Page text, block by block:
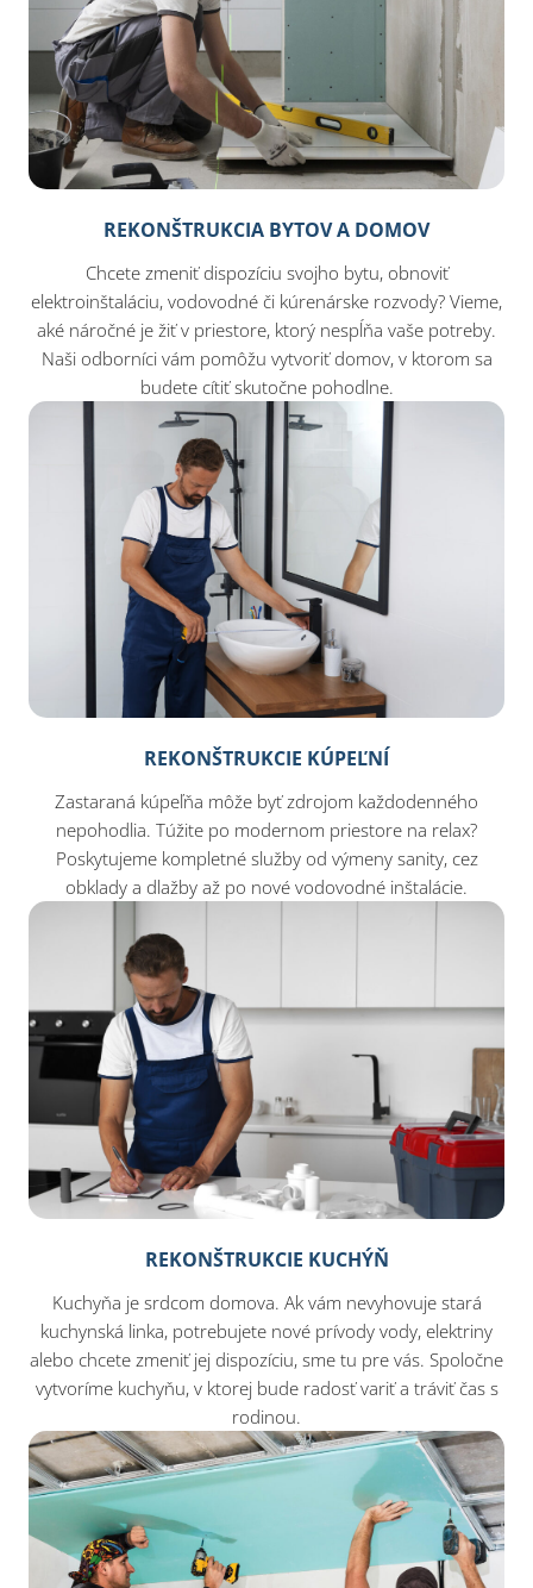
REKONŠTRUKCIA BYTOV A DOMOV
Chcete zmeniť dispozíciu svojho bytu, obnoviť
elektroinštaláciu, vodovodné či kúrenárske rozvody? Vieme,
aké náročné je žiť v priestore, ktorý nespĺňa vaše potreby.
Naši odborníci vám pomôžu vytvoriť domov, v ktorom sa
budete cítiť skutočne pohodlne.
REKONŠTRUKCIE KÚPEĽNÍ
Zastaraná kúpeľňa môže byť zdrojom každodenného
nepohodlia. Túžite po modernom priestore na relax?
Poskytujeme kompletné služby od výmeny sanity, cez
obklady a dlažby až po nové vodovodné inštalácie.
REKONŠTRUKCIE KUCHÝŇ
Kuchyňa je srdcom domova. Ak vám nevyhovuje stará
kuchynská linka, potrebujete nové prívody vody, elektriny
alebo chcete zmeniť jej dispozíciu, sme tu pre vás. Spoločne
vytvoríme kuchyňu, v ktorej bude radosť variť a tráviť čas s
rodinou.